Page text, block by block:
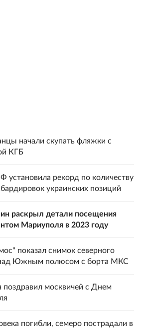
начали скупать фляжки с
КГБ
установила рекорд по количеству
украинских позиций
раскрыл детали посещения
Мариуполя в 2023 году
показал снимок северного
Южным полюсом с борта МКС
поздравил москвичей с Днем
погибли, семеро пострадали в